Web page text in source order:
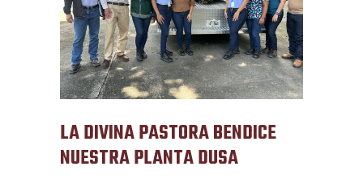
LA DIVINA PASTORA BENDICE
NUESTRA PLANTA DUSA